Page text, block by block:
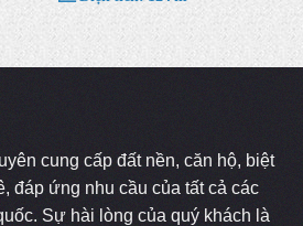
cung cấp đất nền, căn hộ, biệt
đáp ứng nhu cầu của tất cả các
Sự hài lòng của quý khách là